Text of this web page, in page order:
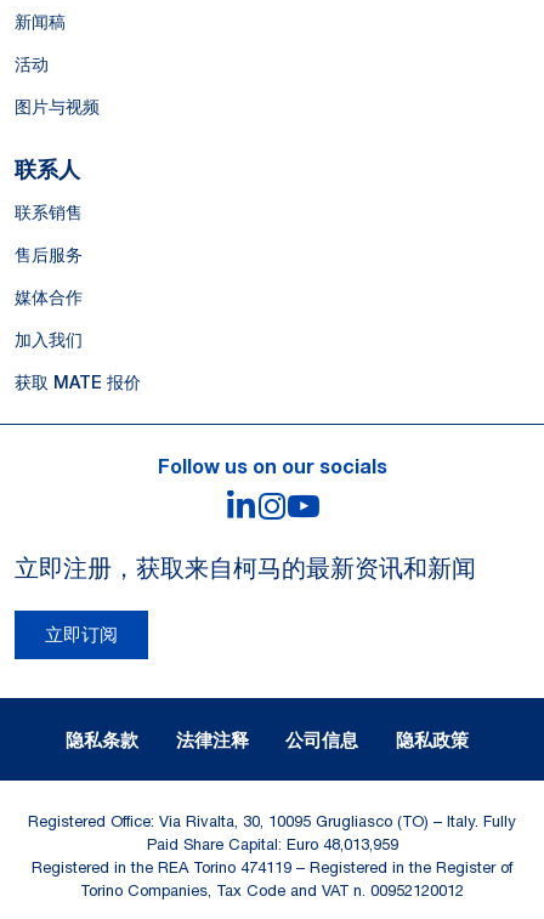
新闻稿
活动
图片与视频
联系人
联系销售
售后服务
媒体合作
加入我们
获取 MATE 报价
Follow us on our socials
LinkedIn
Instagram
立即注册，获取来自柯马的最新资讯和新闻
立即订阅
隐私条款 法律注释 公司信息 隐私政策
Registered Office: Via Rivalta, 30, 10095 Grugliasco (TO) – Italy. Fully
Paid Share Capital: Euro 48,013,959
Registered in the REA Torino 474119 – Registered in the Register of
Torino Companies, Tax Code and VAT n. 00952120012